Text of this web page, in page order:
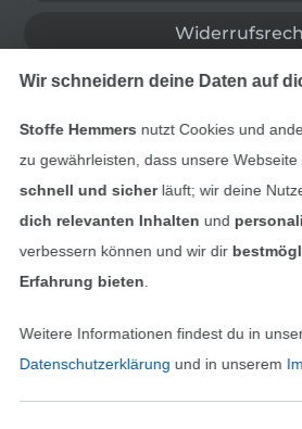
Kontakt
Finde mehr
Wir schneidern deine Daten auf
Stoffe Hemmers nutzt Cookies und
zu gewährleisten, dass unsere Webseite
schnell und sicherläuft; wir deine
dich relevanten Inhalten und
verbessern können und wir dir
Erfahrung bieten
Weitere Informationen findest du in
Datenschutzerklärung und in unserem